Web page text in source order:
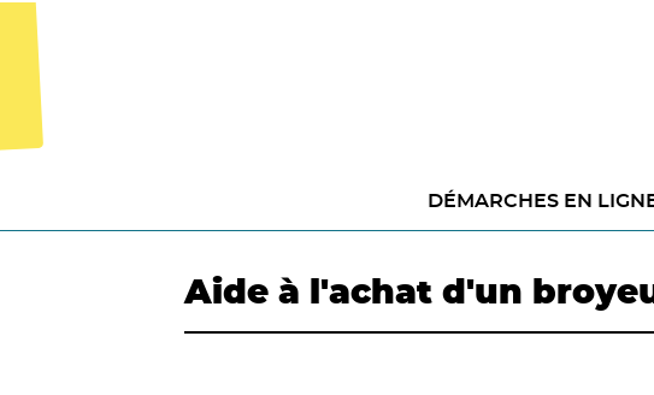
DÉMARCHES EN
Aide à l'achat d'un